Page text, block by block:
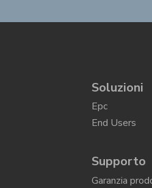
Soluzioni
Epc
End Users
Supporto
Garanzia